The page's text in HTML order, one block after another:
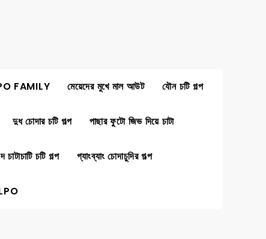
FAMILY মেয়েদের মুখে মাল আউট যৌন চটি গল্প
দুধ চোদার চটি গল্প পাছার ফুটো জিভ দিয়ে চাটা
চাটাচাটি চটি গল্প গ্যাংব্যাং চোদাচুদির গল্প